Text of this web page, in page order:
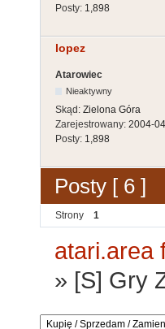
Posty: 1,898
lopez
Atarowiec
Nieaktywny
Skąd: Zielona Góra
Zarejestrowany: 2004-
Posty: 1,898
Posty [ 6 ]
Strony 1
atari.area
» [S] Gry